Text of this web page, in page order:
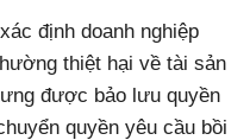
định doanh nghiệp
thiệt hại về tài sản
được bảo lưu quyền
quyền yêu cầu bồi